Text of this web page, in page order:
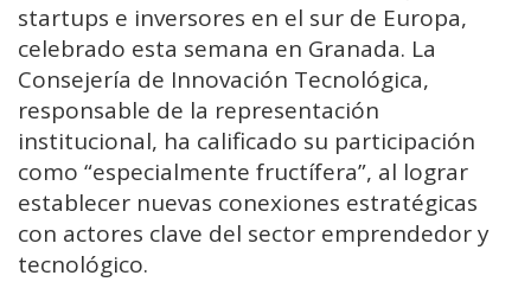
startups e inversores en el sur de Europa,
celebrado esta semana en Granada. La
Consejería de Innovación Tecnológica,
responsable de la representación
institucional, ha calificado su participación
como “especialmente fructífera”, al lograr
establecer nuevas conexiones estratégicas
con actores clave del sector emprendedor y
tecnológico.